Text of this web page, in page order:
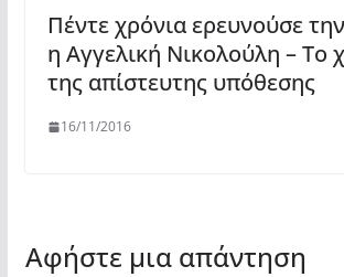
Πέντε χρόνια ερευνούσε
η Αγγελική Νικολούλη – Το
της απίστευτης υπόθεσης
16/11/2016
Αφήστε μια απάντηση